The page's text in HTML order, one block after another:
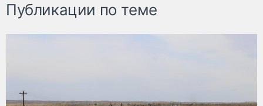
Публикации по теме